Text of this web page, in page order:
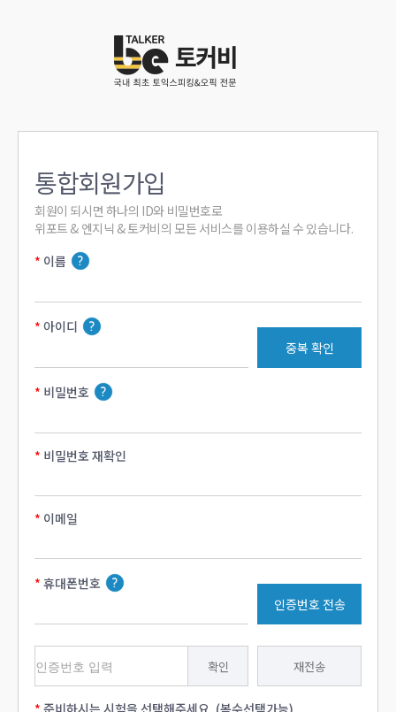
통합회원가입
회원이 되시면 하나의 ID와 비밀번호로
위포트 & 엔지닉 & 토커비의 모든 서비스를 이용하실 수 있습니다.
이름
아이디
중복 확인
비밀번호
비밀번호 재확인
이메일
휴대폰번호
인증번호 전송
확인 재전송
준비하시는 시험을 선택해주세요. (복수선택가능)